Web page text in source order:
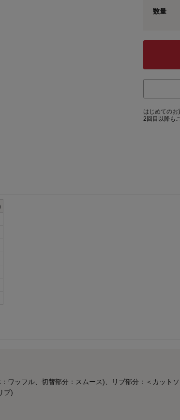
数量
はじめてのお
2回目以降も
ワッフル、切替部分：スムース)、リブ部分：＜カットソ
ブ)